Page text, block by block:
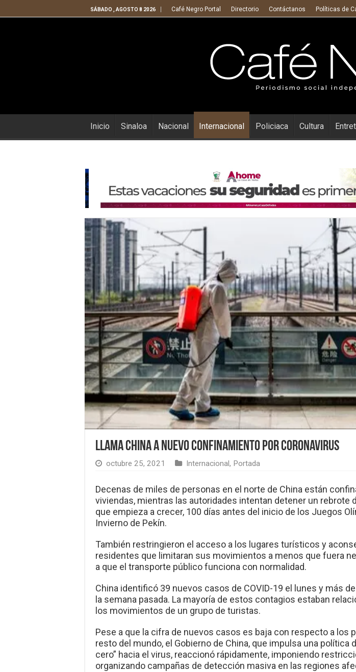
SÁBADO , AGOSTO 8 2026 Café Negro Portal Directorio Contáctanos Políticas de
Inicio Sinaloa Nacional Internacional Policiaca Cultura
Llama China a nuevo confinamiento por coronavirus
octubre 25, 2021 Internacional, Portada
Decenas de miles de personas en el norte de China están
viviendas, mientras las autoridades intentan detener un rebrote
que empieza a crecer, 100 días antes del inicio de los Juegos
Invierno de Pekín.
También restringieron el acceso a los lugares turísticos y
residentes que limitaran sus movimientos a menos que fuera
a que el transporte público funciona con normalidad.
China identificó 39 nuevos casos de COVID-19 el lunes y más
la semana pasada. La mayoría de estos contagios estaban
los movimientos de un grupo de turistas.
Pese a que la cifra de nuevos casos es baja con respecto a los
resto del mundo, el Gobierno de China, que impulsa una política
cero” hacia el virus, reaccionó rápidamente, imponiendo
organizando campañas de detección masiva en las regiones